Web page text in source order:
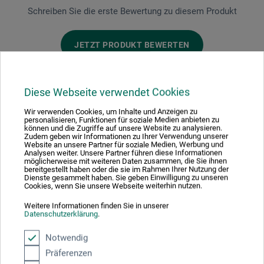
Diese Webseite verwendet Cookies
Wir verwenden Cookies, um Inhalte und Anzeigen zu
personalisieren, Funktionen für soziale Medien anbieten zu
können und die Zugriffe auf unsere Website zu analysieren.
Zudem geben wir Informationen zu Ihrer Verwendung unserer
Website an unsere Partner für soziale Medien, Werbung und
Analysen weiter. Unsere Partner führen diese Informationen
möglicherweise mit weiteren Daten zusammen, die Sie ihnen
bereitgestellt haben oder die sie im Rahmen Ihrer Nutzung der
Dienste gesammelt haben. Sie geben Einwilligung zu unseren
Cookies, wenn Sie unsere Webseite weiterhin nutzen.
Weitere Informationen finden Sie in unserer
Datenschutzerklärung.
Notwendig
Präferenzen
Schreiben Sie die erste Bewertung zu diesem Produkt
JETZT PRODUKT BEWERTEN
Hersteller-Kontakt
Hier finden Sie die Kontaktdaten des Herstellers zu
diesem Produkt.
boesner GmbH holding + innovations
58456 Witten